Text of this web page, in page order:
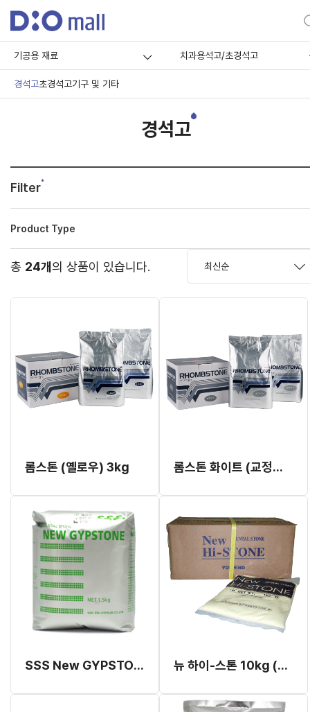
기공용 재료 치과용석고/초경석고
경석고초경석고기구 및 기타
경석고
Filter
Product Type
총 24개의 상품이 있습니다.
롬스톤 (옐로우) 3kg 롬스톤 화이트 (교정용) 3kg
SSS New GYPSTONE 1.5kg 뉴 하이-스톤 10kg (옐로우)